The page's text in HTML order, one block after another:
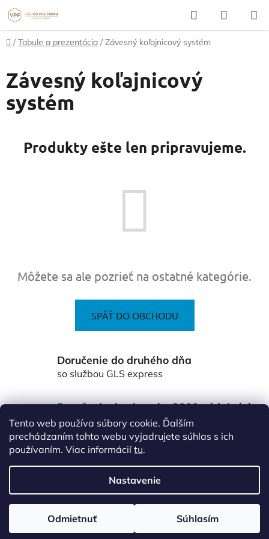
Tento web používa súbory cookie. Ďalším
prechádzaním tohto webu vyjadrujete súhlas s ich
používaním. Viac informáciítu.
Nastavenie
Odmietnuť Súhlasím
Prejsť
na
obsah
Hľadať
KOŠÍK
Domov
/ Tabule a prezentácia / Závesný koľajnicový systém
Závesný koľajnicový
systém
Produkty ešte len pripravujeme.
Môžete sa ale pozrieť na ostatné kategórie.
SPÄŤ DO OBCHODU
Doručenie do druhého dňa
so službou GLS express
Doručenie do viac ako 3000 výdajných
miest Packeta
po celom Slovensku
Vytvoril Shoptet
Copyright 2026www.vsetkoprefirmu.sk. Všetky práva
vyhradené.Upraviť nastavenie cookies